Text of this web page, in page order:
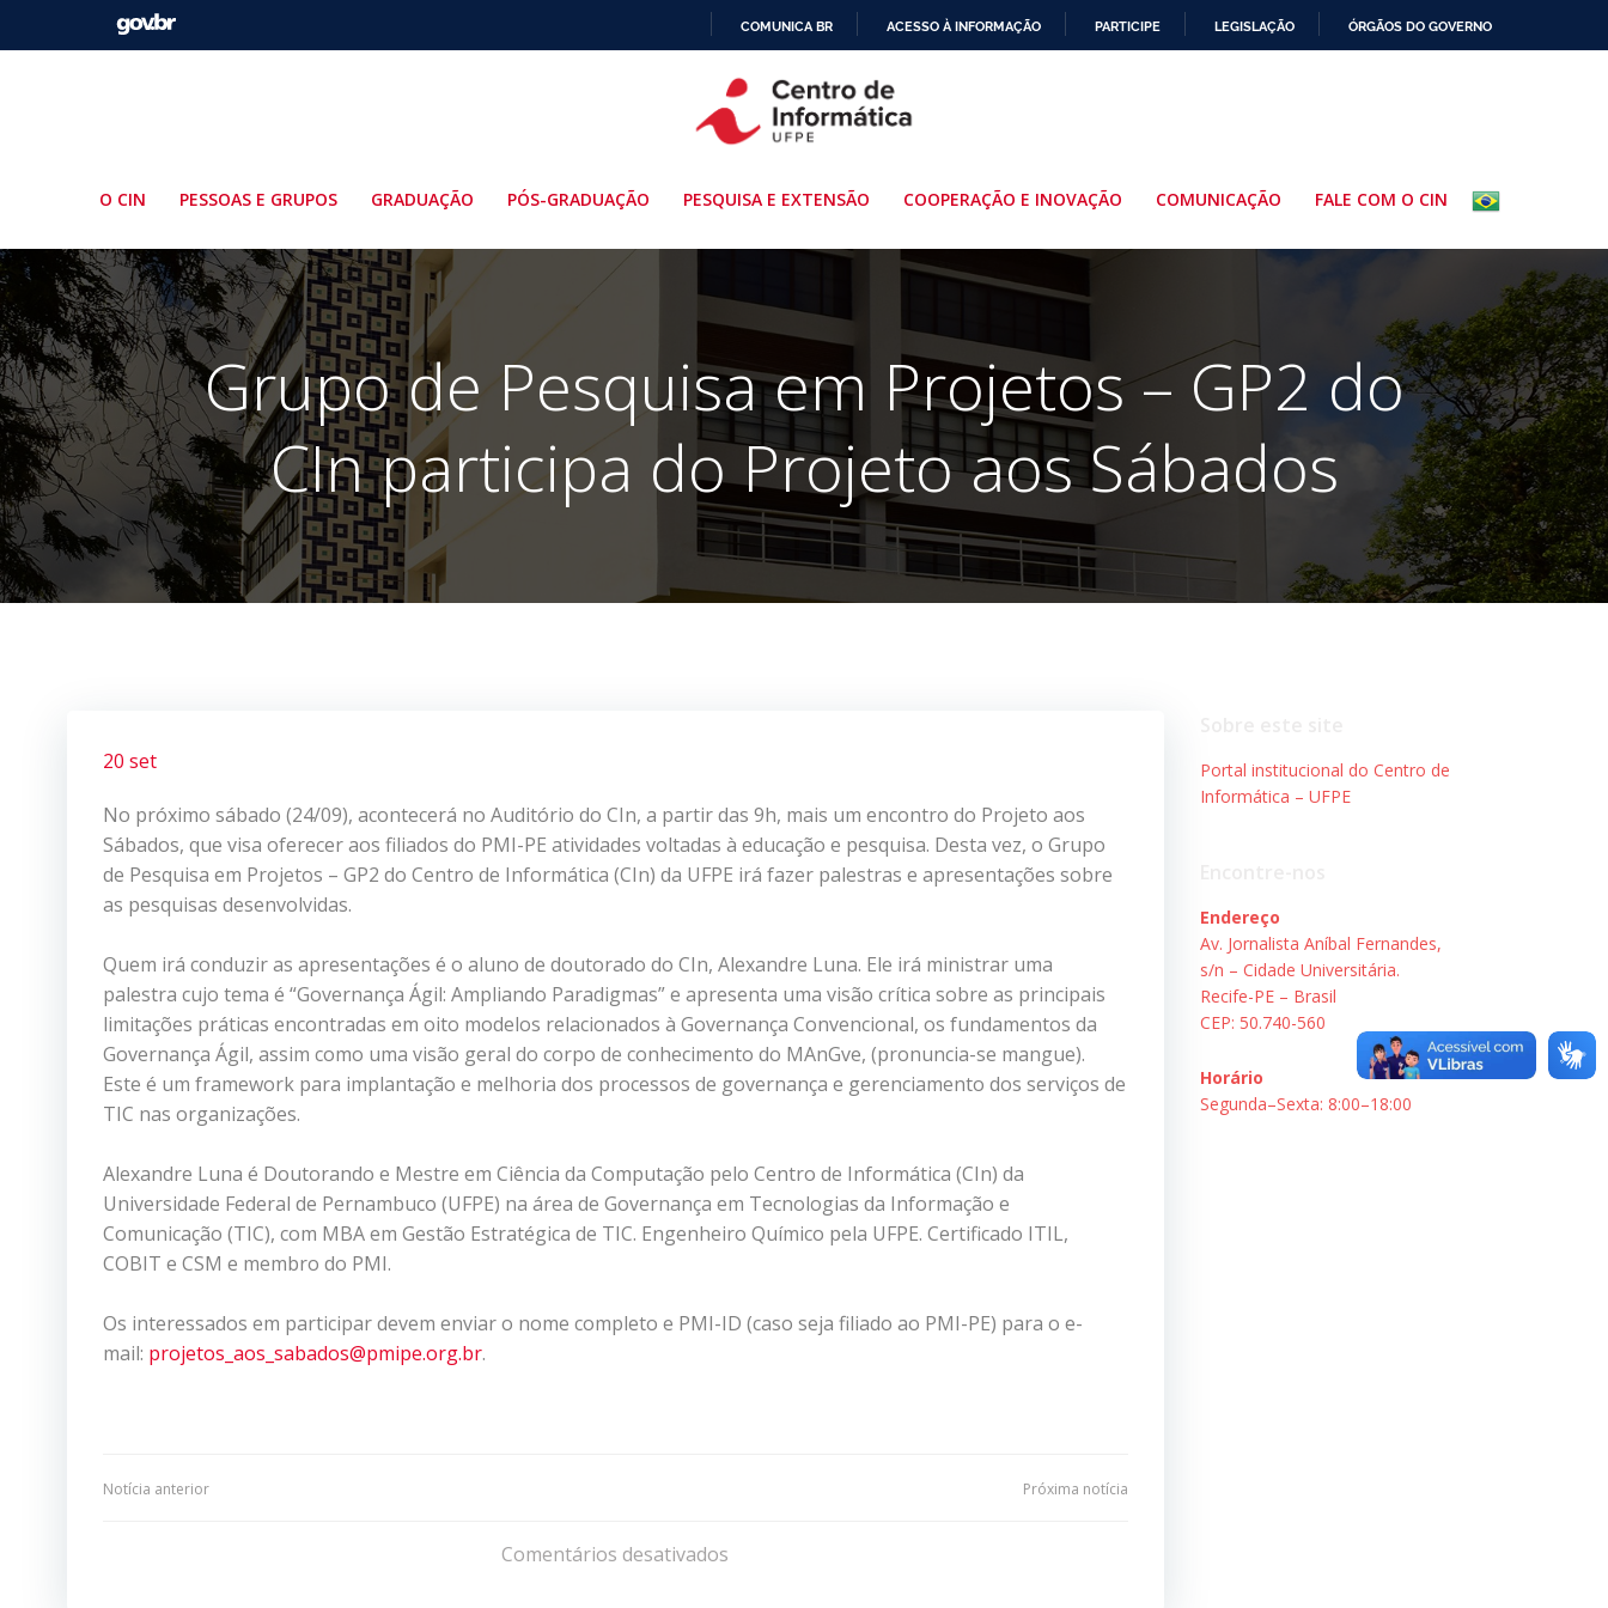
PARA
O
COMUNICA BR ACESSO À INFORMAÇÃO PARTICIPE LEGISLAÇÃO ÓRGÃOS DO GOVERNO
O CIN PESSOAS E GRUPOS GRADUAÇÃO PÓS-GRADUAÇÃO PESQUISA E EXTENSÃO COOPERAÇÃO E INOVAÇÃO COMUNICAÇÃO FALE COM O CIN
Grupo de Pesquisa em Projetos – GP2 do
CIn participa do Projeto aos Sábados
20 set
No próximo sábado (24/09), acontecerá no Auditório do CIn, a partir das 9h, mais um encontro do Projeto aos
Sábados, que visa oferecer aos filiados do PMI-PE atividades voltadas à educação e pesquisa. Desta vez, o Grupo
de Pesquisa em Projetos – GP2 do Centro de Informática (CIn) da UFPE irá fazer palestras e apresentações sobre
as pesquisas desenvolvidas.
Quem irá conduzir as apresentações é o aluno de doutorado do CIn, Alexandre Luna. Ele irá ministrar uma
palestra cujo tema é “Governança Ágil: Ampliando Paradigmas” e apresenta uma visão crítica sobre as principais
limitações práticas encontradas em oito modelos relacionados à Governança Convencional, os fundamentos da
Governança Ágil, assim como uma visão geral do corpo de conhecimento do MAnGve, (pronuncia-se mangue).
Este é um framework para implantação e melhoria dos processos de governança e gerenciamento dos serviços de
TIC nas organizações.
Alexandre Luna é Doutorando e Mestre em Ciência da Computação pelo Centro de Informática (CIn) da
Universidade Federal de Pernambuco (UFPE) na área de Governança em Tecnologias da Informação e
Comunicação (TIC), com MBA em Gestão Estratégica de TIC. Engenheiro Químico pela UFPE. Certificado ITIL,
COBIT e CSM e membro do PMI.
Os interessados em participar devem enviar o nome completo e PMI-ID (caso seja filiado ao PMI-PE) para o e-
mail: projetos_aos_sabados@pmipe.org.br.
Navegação
Notícia anterior
de
Próxima notícia
Comentários desativados
Portal institucional do Centro de
Informática – UFPE
Endereço
Av. Jornalista Aníbal Fernandes,
s/n – Cidade Universitária.
Recife-PE – Brasil
CEP: 50.740-560
Horário
Segunda–Sexta: 8:00–18:00